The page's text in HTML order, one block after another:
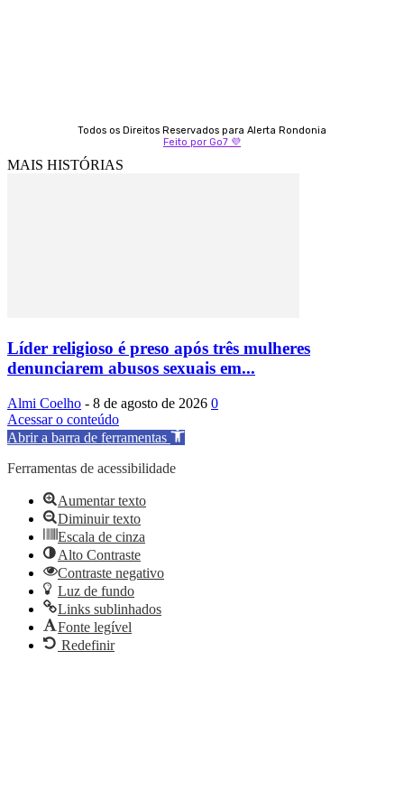
Todos os Direitos Reservados para Alerta Rondonia
Feito por Go7 💜
MAIS HISTÓRIAS
Líder religioso é preso após três mulheres
denunciarem abusos sexuais em...
Almi Coelho - 8 de agosto de 2026 0
Acessar o conteúdo
Abrir a barra de ferramentas
Ferramentas de acessibilidade
Aumentar texto
Diminuir texto
Escala de cinza
Alto Contraste
Contraste negativo
Luz de fundo
Links sublinhados
Fonte legível
Redefinir